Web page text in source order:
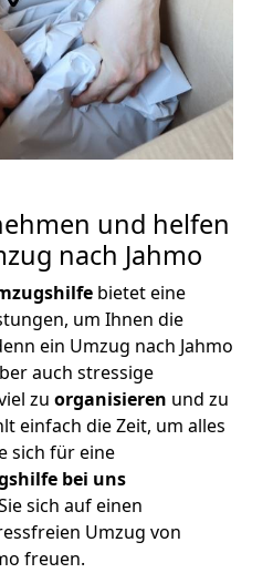
und helfen
nach Jahmo
bietet eine
um Ihnen die
ein Umzug nach Jahmo
auch stressige
zu organisieren und zu
einfach die Zeit, um alles
sich für eine
bei uns
sich auf einen
Umzug von
freuen.